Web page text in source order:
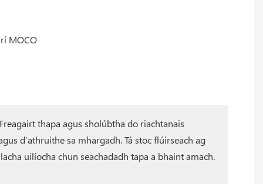
thapa agus sholúbtha do riachtanais
d’athruithe sa mhargadh. Tá stoc flúirseach ag
uilíocha chun seachadadh tapa a bhaint amach.